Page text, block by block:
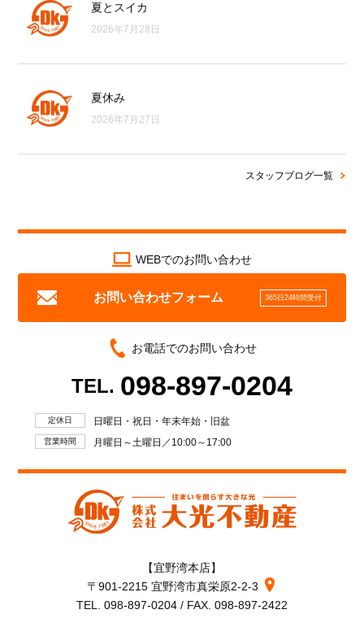
夏とスイカ
2026年7月28日
夏休み
2026年7月27日
スタッフブログ一覧
WEBでのお問い合わせ
お問い合わせフォーム 365日24時間受付
お電話でのお問い合わせ
TEL. 098-897-0204
定休日 日曜日・祝日・年末年始・旧盆
営業時間 月曜日～土曜日／10:00～17:00
【宜野湾本店】
〒901-2215 宜野湾市真栄原2-2-3
TEL. 098-897-0204 / FAX. 098-897-2422